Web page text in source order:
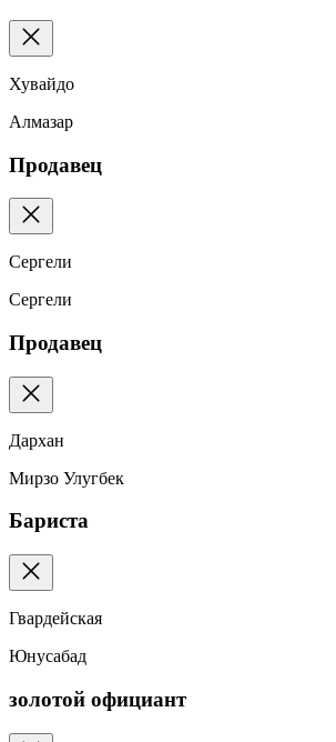
Хувайдо
Алмазар
Продавец
Сергели
Сергели
Продавец
Дархан
Мирзо Улугбек
Бариста
Гвардейская
Юнусабад
золотой официант